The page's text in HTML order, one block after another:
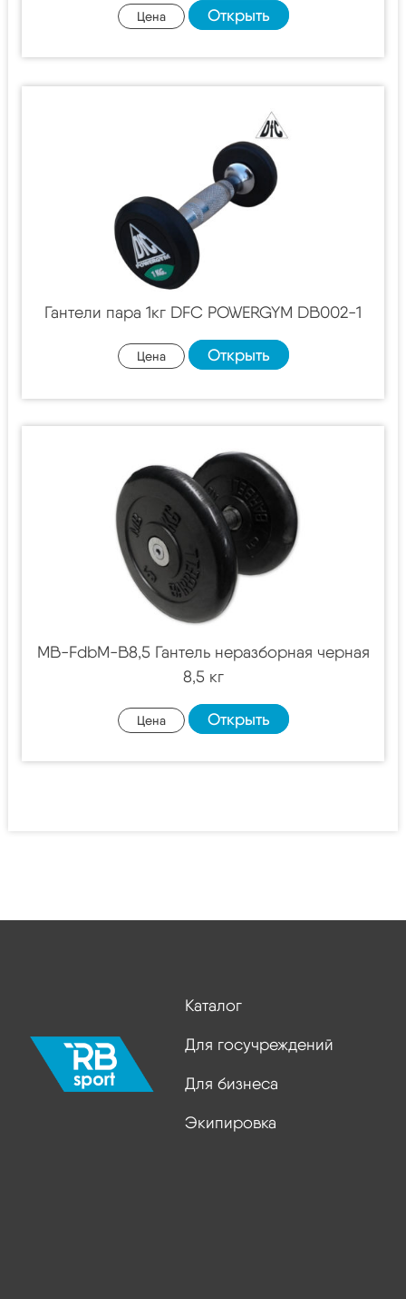
Цена Открыть
Гантели пара 1кг DFC POWERGYM DB002-1
Цена Открыть
MB-FdbM-B8,5 Гантель неразборная черная
8,5 кг
Цена Открыть
Каталог
Для госучреждений
Для бизнеса
Экипировка